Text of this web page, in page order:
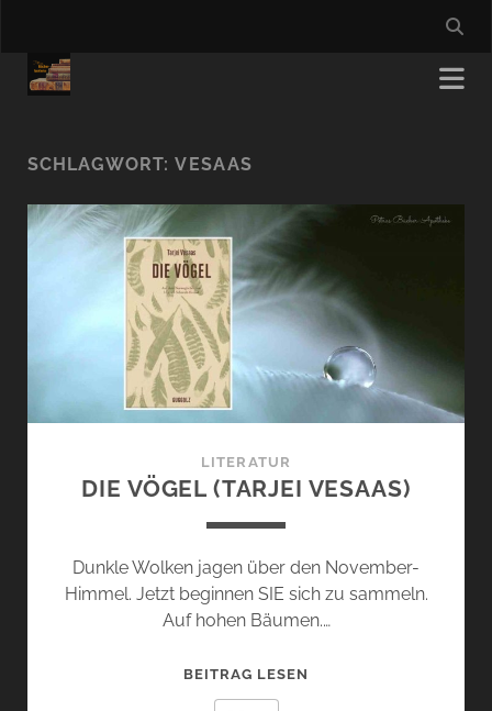
SCHLAGWORT:VESAAS
LITERATUR
DIE VÖGEL (TARJEI VESAAS)
Dunkle Wolken jagen über den November-
Himmel. Jetzt beginnen SIE sich zu sammeln.
Auf hohen Bäumen.…
BEITRAG LESEN